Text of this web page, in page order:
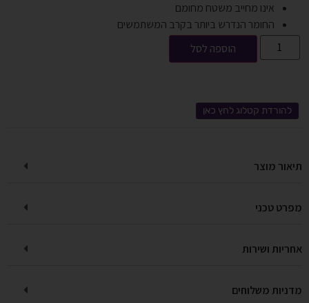
אינו מחייב משטח מחומם
החומר הנדרש ביותר בקרב המשתמשים
הוספה לסל
להורדת קטלוג לחץ כאן
תיאור מוצר
מפרט טכני
אחריות ושירות
מדניות משלוחים